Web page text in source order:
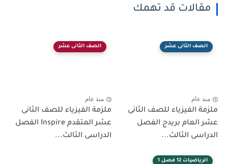
مقالات قد تهمك
الصف الثانى عشر
منذ عام
ملزمة الفيزياء للصف الثانى
عشر العام بريدج الفصل
الدراسى الثالث...
الصف الثانى عشر
منذ عام
ملزمة الفيزياء للصف الثانى
عشر المتقدم Inspire الفصل
الدراسى الثالث...
الرياضيات 12 فصل 1